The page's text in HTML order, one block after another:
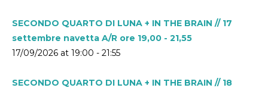
SECONDO QUARTO DI LUNA + IN THE BRAIN // 17
settembre navetta A/R ore 19,00 - 21,55
17/09/2026 at 19:00 - 21:55
SECONDO QUARTO DI LUNA + IN THE BRAIN // 18